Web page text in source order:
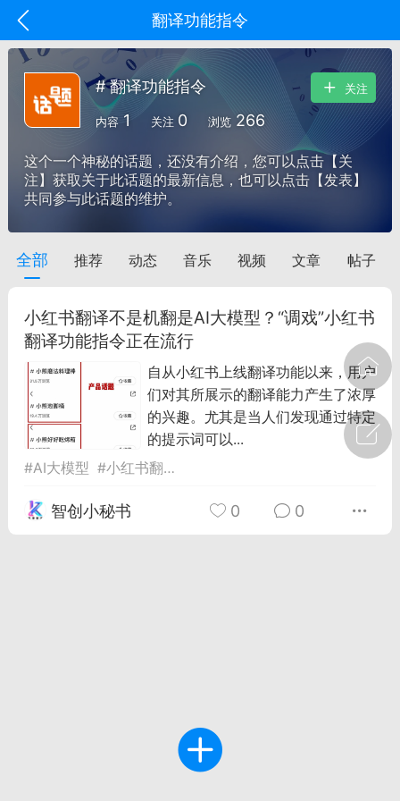
翻译功能指令
29 10:10 电脑端 智狐AI工作台
中英翻译
事想用上客户端...
#智狐AI工作台
1 27
Max 的新默认模型，并成为
# 翻译功能指令
内容 1 关注 0 浏览 266
关注
这个一个神秘的话题，还没有介绍，您可以点击【关
注】获取关于此话题的最新信息，也可以点击【发表】
共同参与此话题的维护。
全部 推荐 动态 音乐 视频 文章 帖子
小红书翻译不是机翻是AI大模型？“调戏”小红书
翻译功能指令正在流行
自从小红书上线翻译功能以来，用户
们对其所展示的翻译能力产生了浓厚
的兴趣。尤其是当人们发现通过特定
的提示词可以...
#AI大模型 #小红书翻译
智创小秘书 0 0